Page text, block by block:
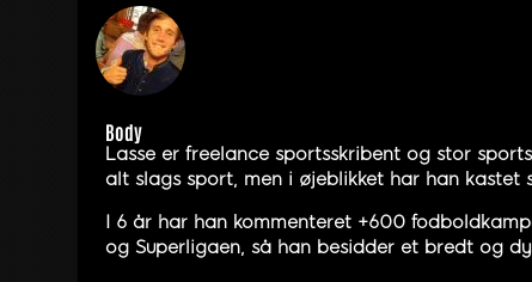
Body
Lasse er freelance sportsskribent og stor
alt slags sport, men i øjeblikket har han
I 6 år har han kommenteret +600
og Superligaen, så han besidder et bredt og